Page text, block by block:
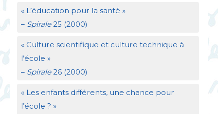
« L’éducation pour la santé »
– Spirale25 (2000)
« Culture scientifique et culture technique à
l’école »
– Spirale26 (2000)
« Les enfants différents, une chance pour
l’école ? »